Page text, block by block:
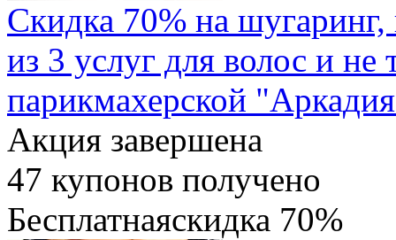
Скидка 70% на
из 3 услуг для волос и не
парикмахерской
Акция завершена
47 купонов получено
Бесплатнаяскидка 70%